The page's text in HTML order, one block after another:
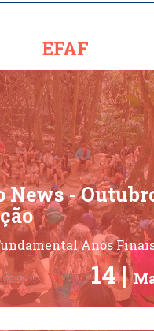
EFAF
News -
Anos
14 |